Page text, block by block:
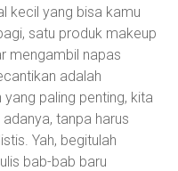
kecil yang bisa kamu
satu produk makeup
mengambil napas
adalah
yang paling penting, kita
tanpa harus
Yah, begitulah
bab-bab baru